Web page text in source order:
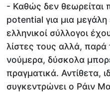
- Καθώς δεν θεωρείται
potential για μια
ελληνικοί σύλλογοι
λίστες τους αλλά,
νούμερα, δύσκολα
πραγματικά. Αντίθετα,
συγκεντρώνει ο Ράιν